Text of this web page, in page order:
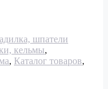
шпатели
кельмы,
, Каталог товаров,